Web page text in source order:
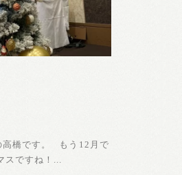
橋です。 もう12月で
スですね！...